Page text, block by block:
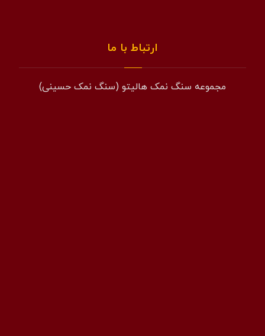
ارتباط با ما
مجموعه سنگ نمک هالیتو (سنگ نمک حسینی)